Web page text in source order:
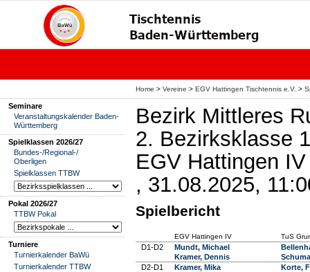
Home > Vereine > EGV Hattingen Tischtennis e.V. >
Seminare
Veranstaltungskalender Baden-
Württemberg
Spielklassen 2026/27
Bundes-/Regional-/
Oberligen
Spielklassen TTBW
Pokal 2026/27
TTBW Pokal
Turniere
Turnierkalender BaWü
Turnierkalender TTBW
Bezirk Mittleres
2. Bezirksklasse
EGV Hattingen
, 31.08.2025,
Spielbericht
EGV Hattingen IV TuS
D1-D2
Mundt, Michael
Kramer, Dennis
D2-D1
Kramer, Mika
Korte,